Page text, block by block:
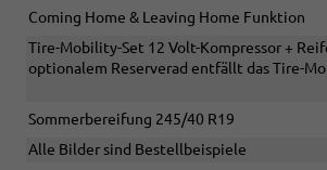
Coming Home & Leaving Home Funktion
Tire-Mobility-Set 12 Volt-Kompressor +
optionalem Reserverad entfällt das Tire-
Sommerbereifung 245/40 R19
Alle Bilder sind Bestellbeispiele